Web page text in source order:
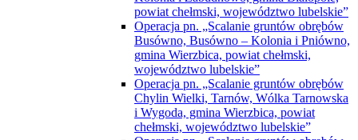
powiat chełmski, województwo lubelskie”
Operacja pn. „Scalanie gruntów obrębów
Busówno, Busówno – Kolonia i Pniówno,
gmina Wierzbica, powiat chełmski,
województwo lubelskie”
Operacja pn. „Scalanie gruntów obrębów
Chylin Wielki, Tarnów, Wólka Tarnowska
i Wygoda, gmina Wierzbica, powiat
chełmski, województwo lubelskie”